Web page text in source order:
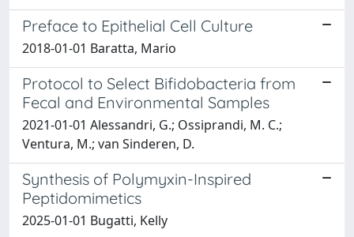
Preface to Epithelial Cell Culture
2018-01-01 Baratta, Mario
Protocol to Select Bifidobacteria from
Fecal and Environmental Samples
2021-01-01 Alessandri, G.; Ossiprandi, M. C.;
Ventura, M.; van Sinderen, D.
Synthesis of Polymyxin-Inspired
Peptidomimetics
2025-01-01 Bugatti, Kelly